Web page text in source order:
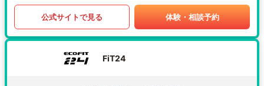
公式サイトで見る 体験・相談予約
FiT24